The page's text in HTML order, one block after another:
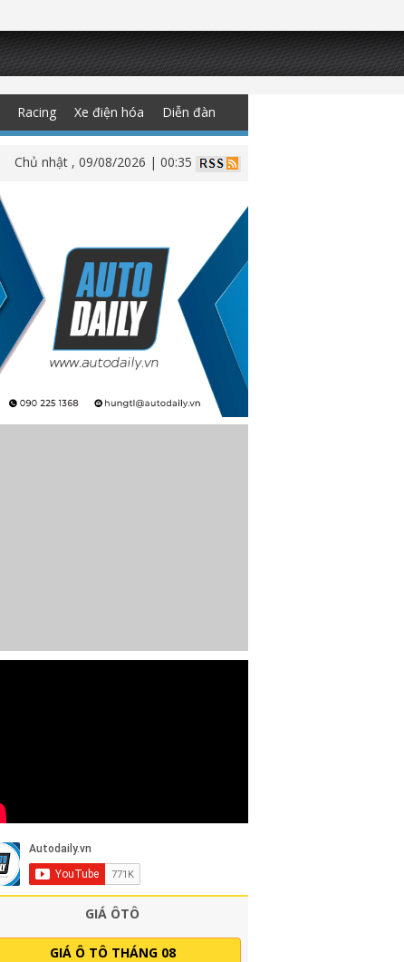
Racing Xe điện hóa Diễn đàn
Chủ nhật , 09/08/2026 | 00:35
GIÁ ÔTÔ
GIÁ Ô TÔ THÁNG 08